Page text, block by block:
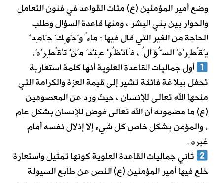
وضع أمير المؤمنين (ع) مئات القواعد في فنون التعامل
والحوار بين بني البشر ، ومنها قاعدة السؤال وطلب
الحاجة من الغير التي قال فيها : ماءُ وَجْهِكَ جَامِدٌ
يُقْطِرُهُ السُّؤَالُ ، فَانْظُرْ عِنْدَ مَنْ تُقْطِرُهُ.
أول جماليات القاعدة العلوية أنها كلمة استعارية
تحفل ببلاغة فائقة تشير إلى قيمة العزة والكرامة التي
منحها الله تعالى للإنسان ، حيث ورد عن المعصومين
(ع) ما مضمونه أن الله تعالى فوض للإنسان بشكل عام
، والمؤمن بشكل خاص كل شيء إلا إذلال نفسه أمام
غيره .
ثاني جماليات القاعدة العلوية كونها تمثيل واستعارة
خلع فيها أمير المؤمنين (ع) النص عن طابع السيولة